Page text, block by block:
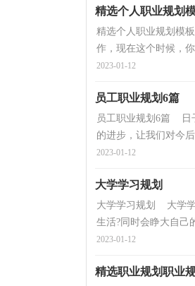
精选个人职业规划
精选个人职业规划模
作，现在这个时候，
2023-01-12
员工职业规划6篇
员工职业规划6篇 日
的进步，让我们对今
2023-01-12
大学学习规划
大学学习规划 大学学
生活?同时会睁大自己
2023-01-12
精选职业规划职业